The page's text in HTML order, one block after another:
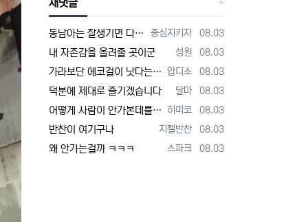
새댓글
등록자
중심지키자 등록일
08.03
동남아는 잘생기면 다해주던데 ㅋ
등록자
성원 등록일
08.03
내 자존감을 올려줄 곳이군
등록자
압디소 등록일
08.03
가라보단 에코걸이 낫다는 주위
등록자
달마 등록일
08.03
덕분에 제대로 즐기겠습니다
등록자
히미코 등록일
08.03
어떻게 사람이 안가본데를 평가할까 저는 가볼게요
등록자
지젤반찬 등록일
08.03
반찬이 여기구나
등록자
스파크 등록일
08.03
왜 안가는걸까 ㅋㅋㅋ